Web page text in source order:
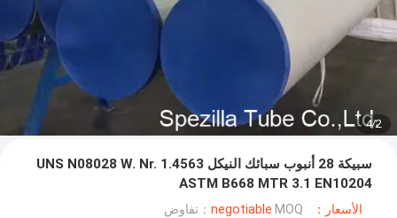
2
/
4
سبيكة 28 أنبوب سبائك النيكل UNS N08028 W. Nr. 1.4563
ASTM B668 MTR 3.1 EN10204
الأسعار：negotiable MOQ：تفاوض